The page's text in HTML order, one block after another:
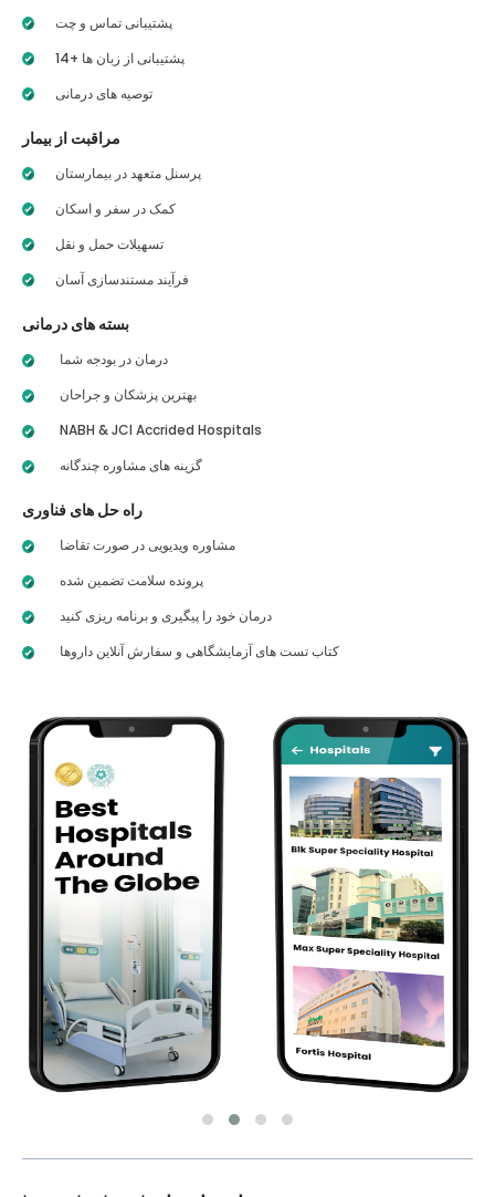
پشتیبانی تماس و چت
14+ پشتیبانی از زبان ها
توصیه های درمانی
مراقبت از بیمار
پرسنل متعهد در بیمارستان
کمک در سفر و اسکان
تسهیلات حمل و نقل
فرآیند مستندسازی آسان
بسته های درمانی
درمان در بودجه شما
بهترین پزشکان و جراحان
NABH & JCI Accrided Hospitals
گزینه های مشاوره چندگانه
راه حل های فناوری
مشاوره ویدیویی در صورت تقاضا
پرونده سلامت تضمین شده
درمان خود را پیگیری و برنامه ریزی کنید
کتاب تست های آزمایشگاهی و سفارش آنلاین داروها